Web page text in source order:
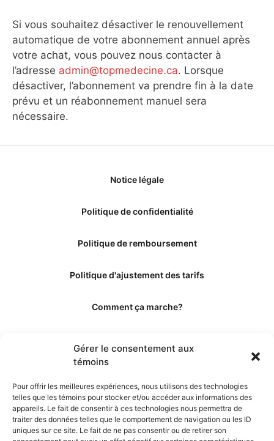
Gérer le consentement aux
témoins
Pour offrir les meilleures expériences, nous utilisons des technologies
telles que les témoins pour stocker et/ou accéder aux informations des
appareils. Le fait de consentir à ces technologies nous permettra de
traiter des données telles que le comportement de navigation ou les ID
uniques sur ce site. Le fait de ne pas consentir ou de retirer son
Si vous souhaitez désactiver le renouvellement
automatique de votre abonnement annuel après
votre achat, vous pouvez nous contacter à
l’adresse admin@topmedecine.ca. Lorsque
désactiver, l’abonnement va prendre fin à la date
prévu et un réabonnement manuel sera
nécessaire.
Notice légale
Politique de confidentialité
Politique de remboursement
Politique d'ajustement des tarifs
Comment ça marche?
Les éditeurs
Les experts et collaborateurs